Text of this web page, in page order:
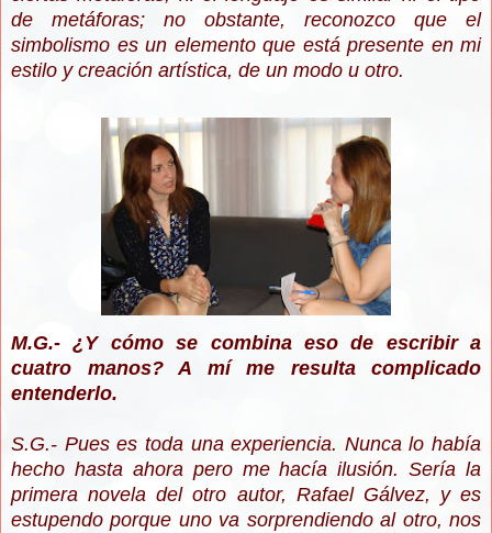
de metáforas; no obstante, reconozco que el
simbolismo es un elemento que está presente en mi
estilo y creación artística, de un modo u otro.
M.G.- ¿Y cómo se combina eso de escribir a
cuatro manos? A mí me resulta complicado
entenderlo.
S.G.- Pues es toda una experiencia. Nunca lo había
hecho hasta ahora pero me hacía ilusión. Sería la
primera novela del otro autor, Rafael Gálvez, y es
estupendo porque uno va sorprendiendo al otro, nos